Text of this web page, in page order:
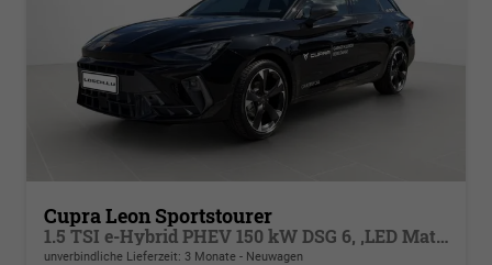
Cupra Leon Sportstourer
1.5 TSI e-Hybrid PHEV 150 kW DSG 6, ,LED Matrix Ultra, dynamische Blinkleuchten, Navigation, ,Pack Safe Drive XL, Park Assist, Winterpaket, Klimaautomatik 3 Zonen, 18 Zoll Alufelgen
unverbindliche Lieferzeit: 3 Monate Neuwagen